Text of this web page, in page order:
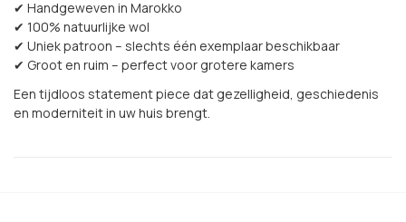
✔ Handgeweven in Marokko
✔ 100% natuurlijke wol
✔ Uniek patroon – slechts één exemplaar beschikbaar
✔ Groot en ruim – perfect voor grotere kamers
Een tijdloos statement piece dat gezelligheid, geschiedenis
en moderniteit in uw huis brengt.